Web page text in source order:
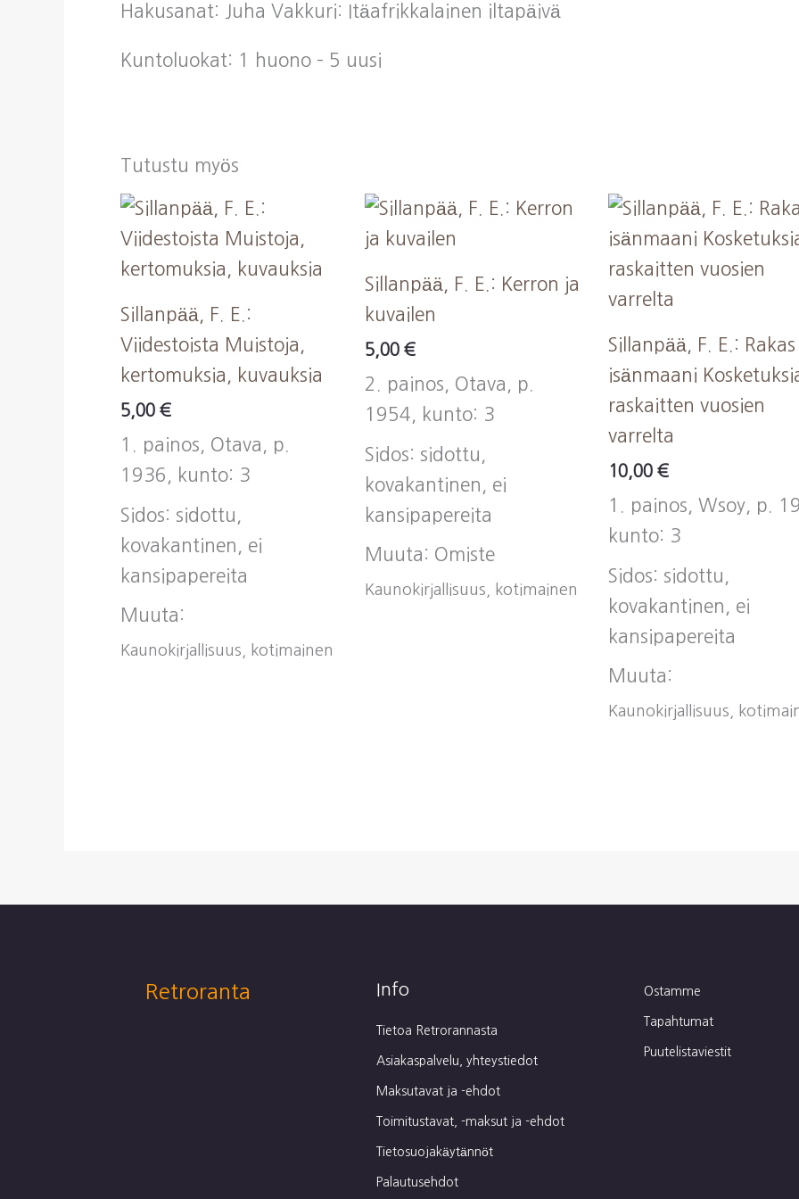
Hakusanat: Juha Vakkuri: Itäafrikkalainen iltapäivä
Kuntoluokat: 1 huono – 5 uusi
Tutustu myös
Sillanpää, F. E.:
Viidestoista Muistoja,
kertomuksia, kuvauksia
5,00 €
1. painos, Otava, p.
1936, kunto: 3
Sidos: sidottu,
kovakantinen, ei
kansipapereita
Muuta:
Kaunokirjallisuus, kotimainen
Sillanpää, F. E.: Kerron ja
kuvailen
5,00 €
2. painos, Otava, p.
1954, kunto: 3
Sidos: sidottu,
kovakantinen, ei
kansipapereita
Muuta: Omiste
Kaunokirjallisuus, kotimainen
Sillanpää, F. E.: Rakas
isänmaani
raskaitten vuosien
varrelta
10,00 €
1. painos, Wsoy, p.
kunto: 3
Sidos: sidottu,
kovakantinen, ei
kansipapereita
Muuta:
Kaunokirjallisuus,
Retroranta Info
Tietoa Retrorannasta
Asiakaspalvelu, yhteystiedot
Maksutavat ja -ehdot
Toimitustavat, -maksut ja -ehdot
Tietosuojakäytännöt
Palautusehdot
Ostamme
Tapahtumat
Puutelistaviestit